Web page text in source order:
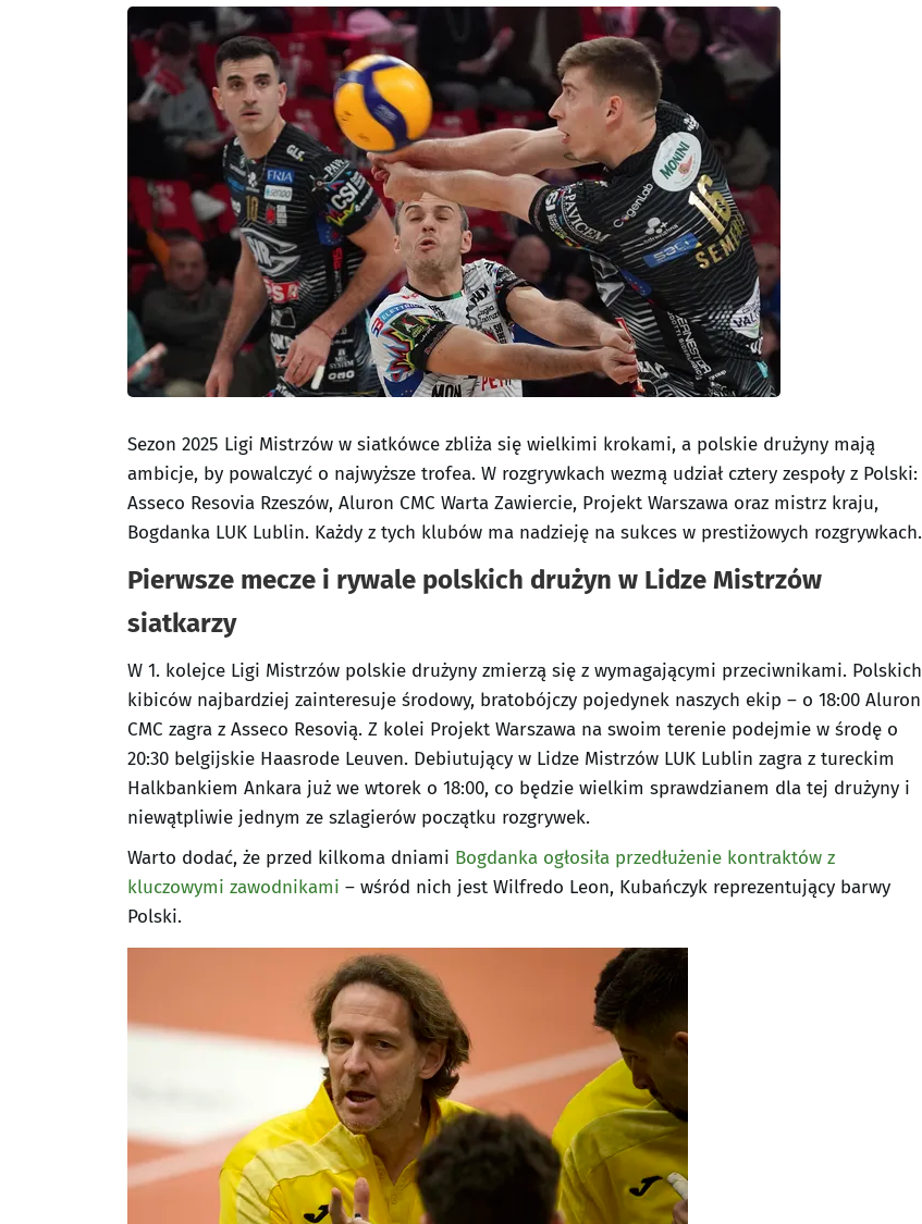
Sezon 2025 Ligi Mistrzów w siatkówce zbliża się wielkimi krokami, a polskie drużyny mają
ambicje, by powalczyć o najwyższe trofea. W rozgrywkach wezmą udział cztery zespoły z Polski:
Asseco Resovia Rzeszów, Aluron CMC Warta Zawiercie, Projekt Warszawa oraz mistrz kraju,
Bogdanka LUK Lublin. Każdy z tych klubów ma nadzieję na sukces w prestiżowych rozgrywkach.
Pierwsze mecze i rywale polskich drużyn w Lidze Mistrzów
siatkarzy
W 1. kolejce Ligi Mistrzów polskie drużyny zmierzą się z wymagającymi przeciwnikami. Polskich
kibiców najbardziej zainteresuje środowy, bratobójczy pojedynek naszych ekip – o 18:00 Aluron
CMC zagra z Asseco Resovią. Z kolei Projekt Warszawa na swoim terenie podejmie w środę o
20:30 belgijskie Haasrode Leuven. Debiutujący w Lidze Mistrzów LUK Lublin zagra z tureckim
Halkbankiem Ankara już we wtorek o 18:00, co będzie wielkim sprawdzianem dla tej drużyny i
niewątpliwie jednym ze szlagierów początku rozgrywek.
Warto dodać, że przed kilkoma dniami Bogdanka ogłosiła przedłużenie kontraktów z
kluczowymi zawodnikami – wśród nich jest Wilfredo Leon, Kubańczyk reprezentujący barwy
Polski.